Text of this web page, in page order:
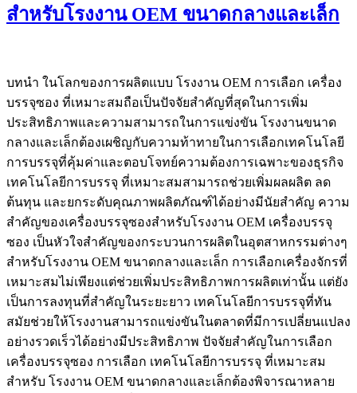
สำหรับโรงงาน OEM ขนาดกลางและเล็ก
บทนำ ในโลกของการผลิตแบบ โรงงาน OEM การเลือก เครื่อง
บรรจุซอง ที่เหมาะสมถือเป็นปัจจัยสำคัญที่สุดในการเพิ่ม
ประสิทธิภาพและความสามารถในการแข่งขัน โรงงานขนาด
กลางและเล็กต้องเผชิญกับความท้าทายในการเลือกเทคโนโลยี
การบรรจุที่คุ้มค่าและตอบโจทย์ความต้องการเฉพาะของธุรกิจ
เทคโนโลยีการบรรจุ ที่เหมาะสมสามารถช่วยเพิ่มผลผลิต ลด
ต้นทุน และยกระดับคุณภาพผลิตภัณฑ์ได้อย่างมีนัยสำคัญ ความ
สำคัญของเครื่องบรรจุซองสำหรับโรงงาน OEM เครื่องบรรจุ
ซอง เป็นหัวใจสำคัญของกระบวนการผลิตในอุตสาหกรรมต่างๆ
สำหรับโรงงาน OEM ขนาดกลางและเล็ก การเลือกเครื่องจักรที่
เหมาะสมไม่เพียงแต่ช่วยเพิ่มประสิทธิภาพการผลิตเท่านั้น แต่ยัง
เป็นการลงทุนที่สำคัญในระยะยาว เทคโนโลยีการบรรจุที่ทัน
สมัยช่วยให้โรงงานสามารถแข่งขันในตลาดที่มีการเปลี่ยนแปลง
อย่างรวดเร็วได้อย่างมีประสิทธิภาพ ปัจจัยสำคัญในการเลือก
เครื่องบรรจุซอง การเลือก เทคโนโลยีการบรรจุ ที่เหมาะสม
สำหรับ โรงงาน OEM ขนาดกลางและเล็กต้องพิจารณาหลาย